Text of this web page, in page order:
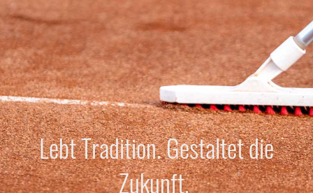
Lebt Tradition. Gestaltet die
Zukunft.